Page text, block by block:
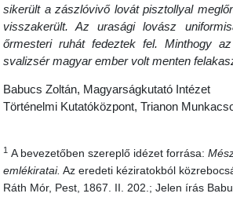
sikerült a zászlóvivő lovát pisztollyal
visszakerült. Az urasági lovász
őrmesteri ruhát fedeztek fel. Minthogy
svalizsér magyar ember volt menten
Babucs Zoltán, Magyarságkutató Intézet
Történelmi Kutatóközpont, Trianon
1 A bevezetőben szereplő idézet forrása:
emlékiratai. Az eredeti kéziratokból
Ráth Mór, Pest, 1867. II. 202.; Jelen írás